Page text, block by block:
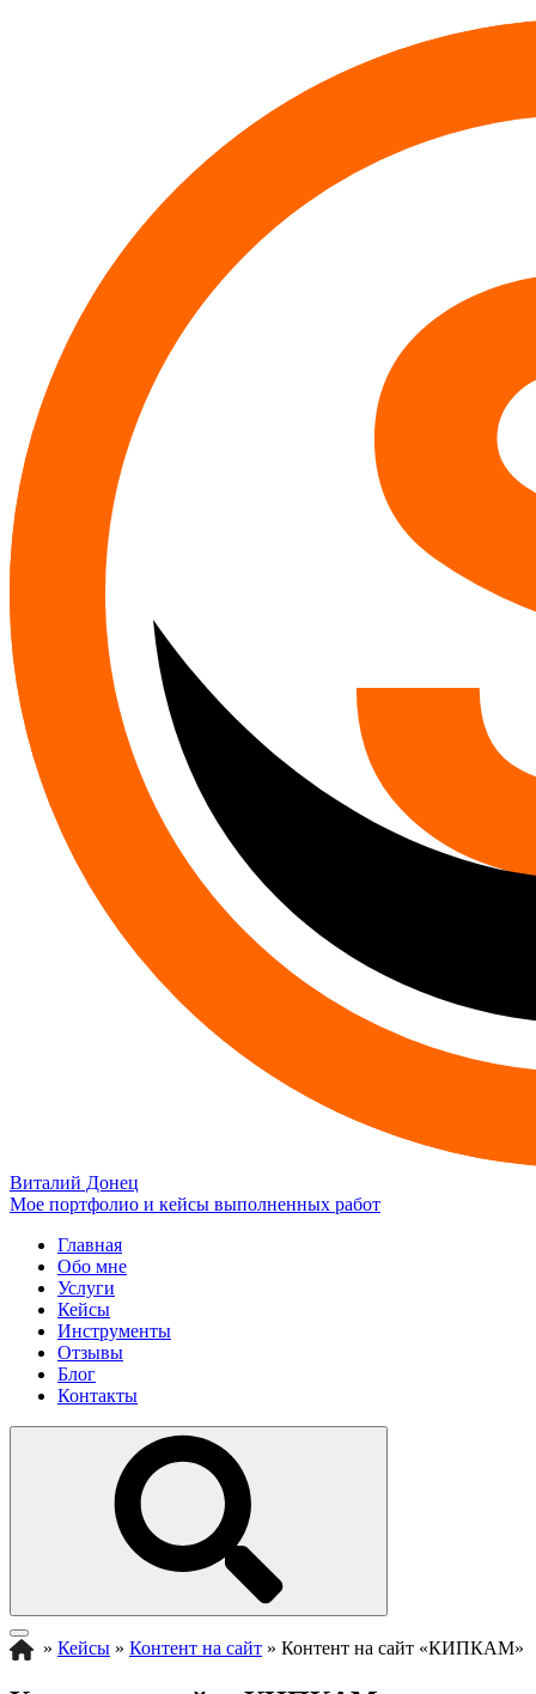
Виталий Донец
Мое портфолио и кейсы выполненных работ
Главная
Обо мне
Услуги
Кейсы
Инструменты
Отзывы
Блог
Контакты
» Кейсы » Контент на сайт » Контент на сайт «КИПКАМ»